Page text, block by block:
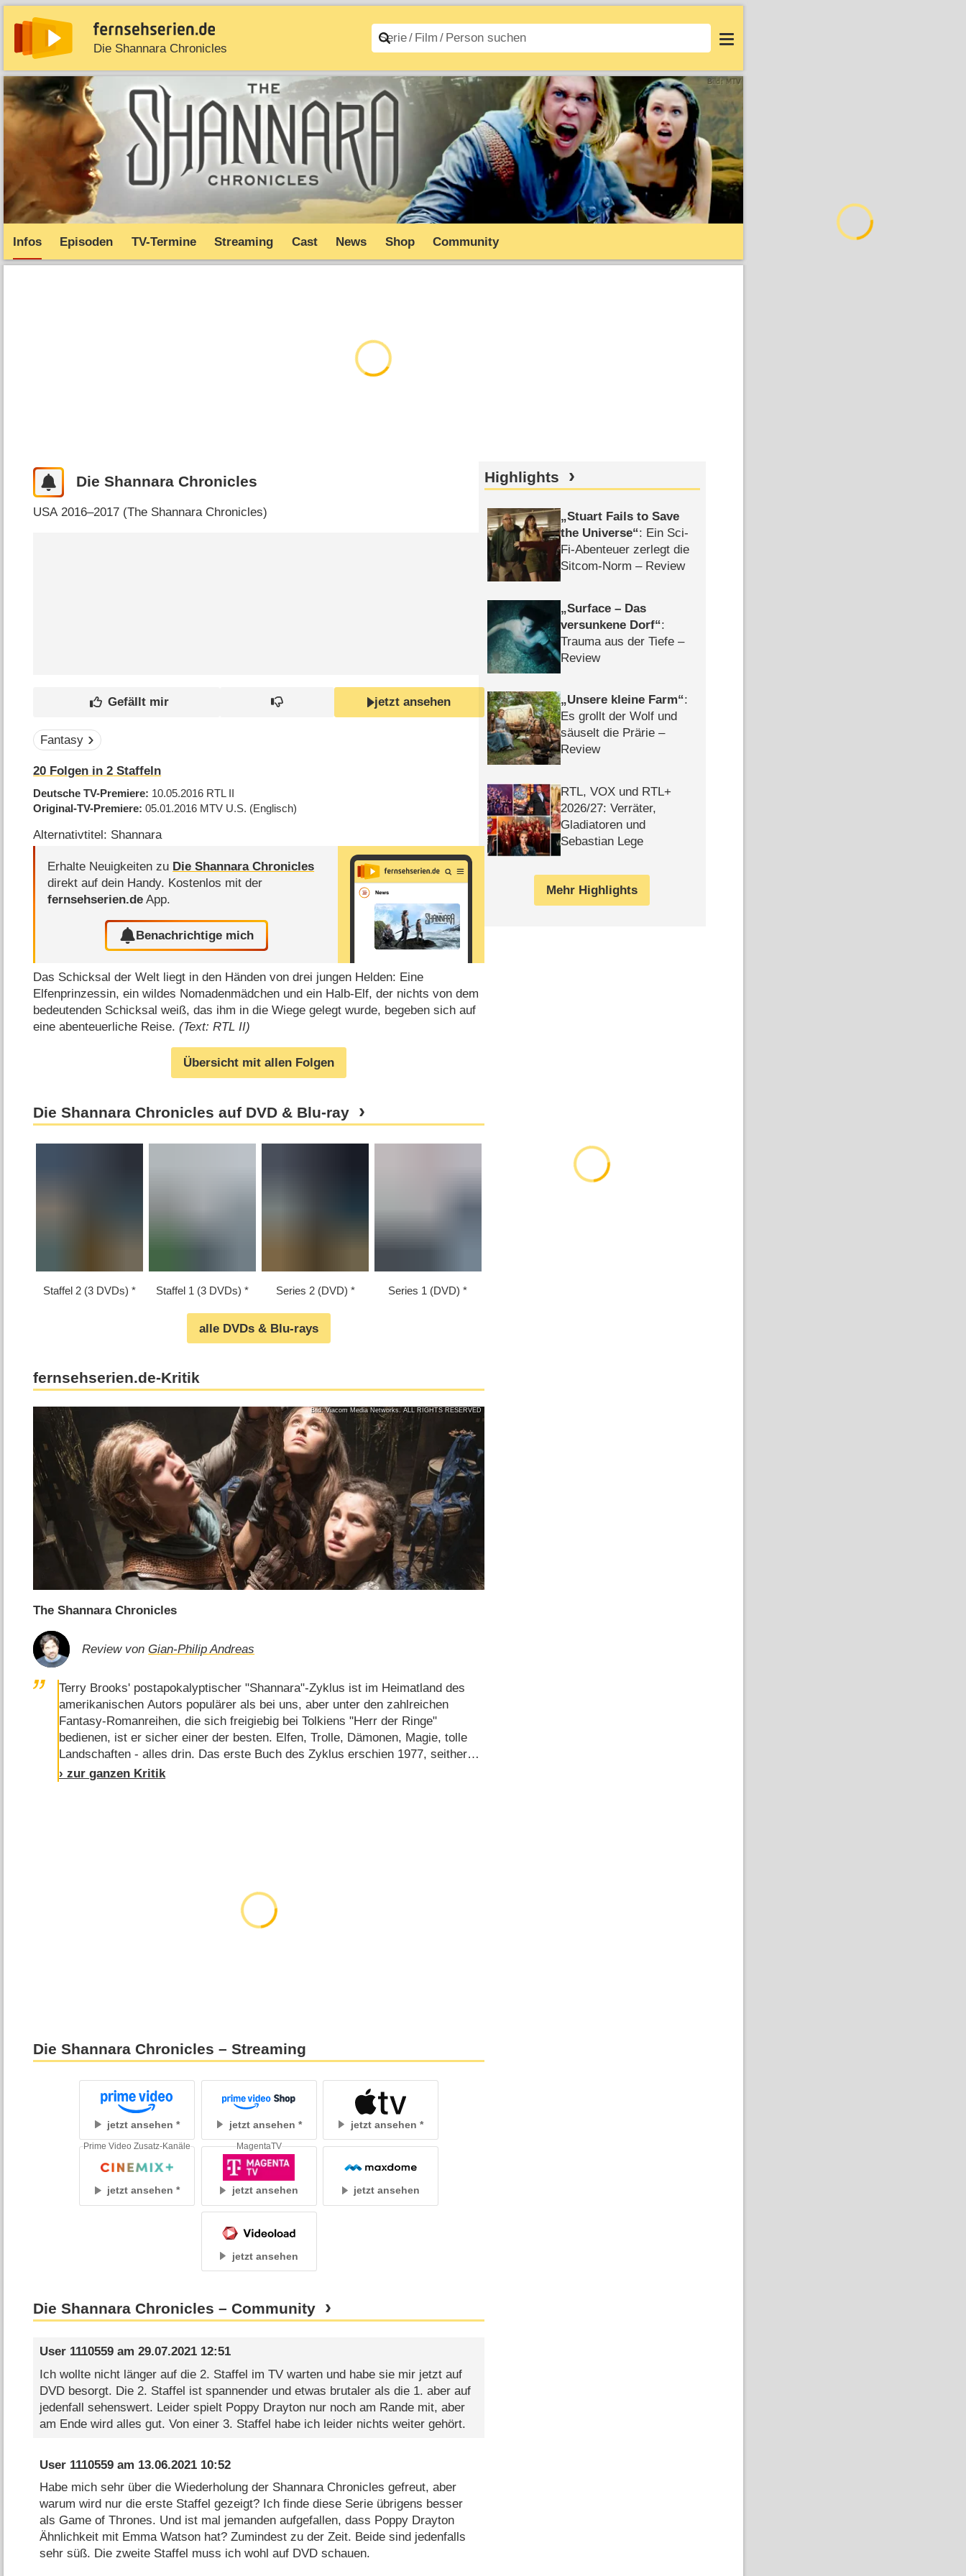
Die Shannara Chronicles
News Entdecken Streaming TV-Starts Filme A–Z Login
Infos Episoden TV-Termine Streaming Cast News Shop Community
Die Shannara Chronicles
USA 2016–2017 (The Shannara Chronicles)
jetzt ansehen
Fantasy
20 Folgen in2 Staffeln
Deutsche TV-Premiere 10.05.2016 RTL II
Original-TV-Premiere 05.01.2016 MTV U.S. (Englisch)
Alternativtitel: Shannara
Erhalte Neuigkeiten zu Die Shannara Chronicles
direkt auf dein Handy. Kostenlos mit der
fernsehserien.de App.
Benachrichtige mich
Das Schicksal der Welt liegt in den Händen von drei jungen Helden: Eine
Elfenprinzessin, ein wildes Nomadenmädchen und ein Halb-Elf, der nichts von dem
bedeutenden Schicksal weiß, das ihm in die Wiege gelegt wurde, begeben sich auf
eine abenteuerliche Reise.(Text: RTL II)
Übersicht mit allen Folgen
Die Shannara Chronicles auf DVD & Blu-ray
Staffel 2 (3 DVDs) Staffel 1 (3 DVDs) Series 2 (DVD) Series 1 (DVD)
alle DVDs & Blu-rays
fernsehserien.de-Kritik
Bild: Viacom Media Networks. ALL RIGHTS RESERVED
The Shannara Chronicles
Review vonGian-Philip Andreas
Terry Brooks' postapokalyptischer "Shannara"-Zyklus ist im Heimatland des
amerikanischen Autors populärer als bei uns, aber unter den zahlreichen
Fantasy-Romanreihen, die sich freigiebig bei Tolkiens "Herr der Ringe"
bedienen, ist er sicher einer der besten. Elfen, Trolle, Dämonen, Magie, tolle
Landschaften - alles drin. Das erste Buch des Zyklus erschien 1977, seither
hat Brooks mehr als 30 weitere hinterhergeschrieben. Eine filmische
› zur ganzen Kritik
Die Shannara Chronicles – Streaming
jetzt ansehen jetzt ansehen jetzt ansehen
jetzt ansehen
Prime Video Zusatz-Kanäle
jetzt ansehen
MagentaTV
jetzt ansehen
jetzt ansehen
Die Shannara Chronicles – Community
User 1110559am 29.07.2021 12:51
Ich wollte nicht länger auf die 2. Staffel im TV warten und habe sie mir jetzt auf
DVD besorgt. Die 2. Staffel ist spannender und etwas brutaler als die 1. aber auf
jedenfall sehenswert. Leider spielt Poppy Drayton nur noch am Rande mit, aber
am Ende wird alles gut. Von einer 3. Staffel habe ich leider nichts weiter gehört.
User 1110559am 13.06.2021 10:52
Habe mich sehr über die Wiederholung der Shannara Chronicles gefreut, aber
warum wird nur die erste Staffel gezeigt? Ich finde diese Serie übrigens besser
als Game of Thrones. Und ist mal jemanden aufgefallen, dass Poppy Drayton
Ähnlichkeit mit Emma Watson hat? Zumindest zu der Zeit. Beide sind jedenfalls
sehr süß. Die zweite Staffel muss ich wohl auf DVD schauen.
Highlights
Stuart Fails to Save
the Universe : Ein Sci-
Fi-Abenteuer zerlegt die
Sitcom-Norm – Review
Surface – Das
versunkene Dorf :
Trauma aus der Tiefe –
Review
Unsere kleine Farm :
Es grollt der Wolf und
säuselt die Prärie –
Review
RTL, VOX und RTL+
2026/​27: Verräter,
Gladiatoren und
Sebastian Lege
Mehr Highlights